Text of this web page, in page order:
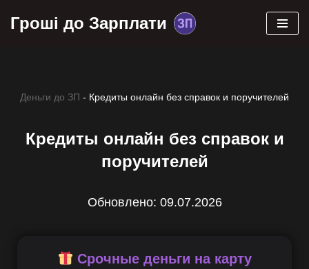
Гроші до Зарплати
Деньги до ЗП - Кредиты онлайн без справок и поручителей
Кредиты онлайн без справок и
поручителей
Обновлено: 09.07.2026
Срочные деньги на карту